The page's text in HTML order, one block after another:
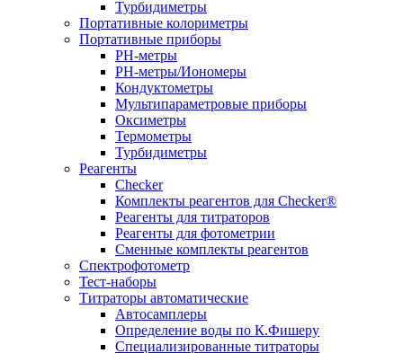
Турбидиметры
Портативные колориметры
Портативные приборы
PH-метры
PH-метры/Иономеры
Кондуктометры
Мультипараметровые приборы
Оксиметры
Термометры
Турбидиметры
Реагенты
Checker
Комплекты реагентов для Checker®
Реагенты для титраторов
Реагенты для фотометрии
Сменные комплекты реагентов
Спектрофотометр
Тест-наборы
Титраторы автоматические
Автосамплеры
Определение воды по К.Фишеру
Специализированные титраторы